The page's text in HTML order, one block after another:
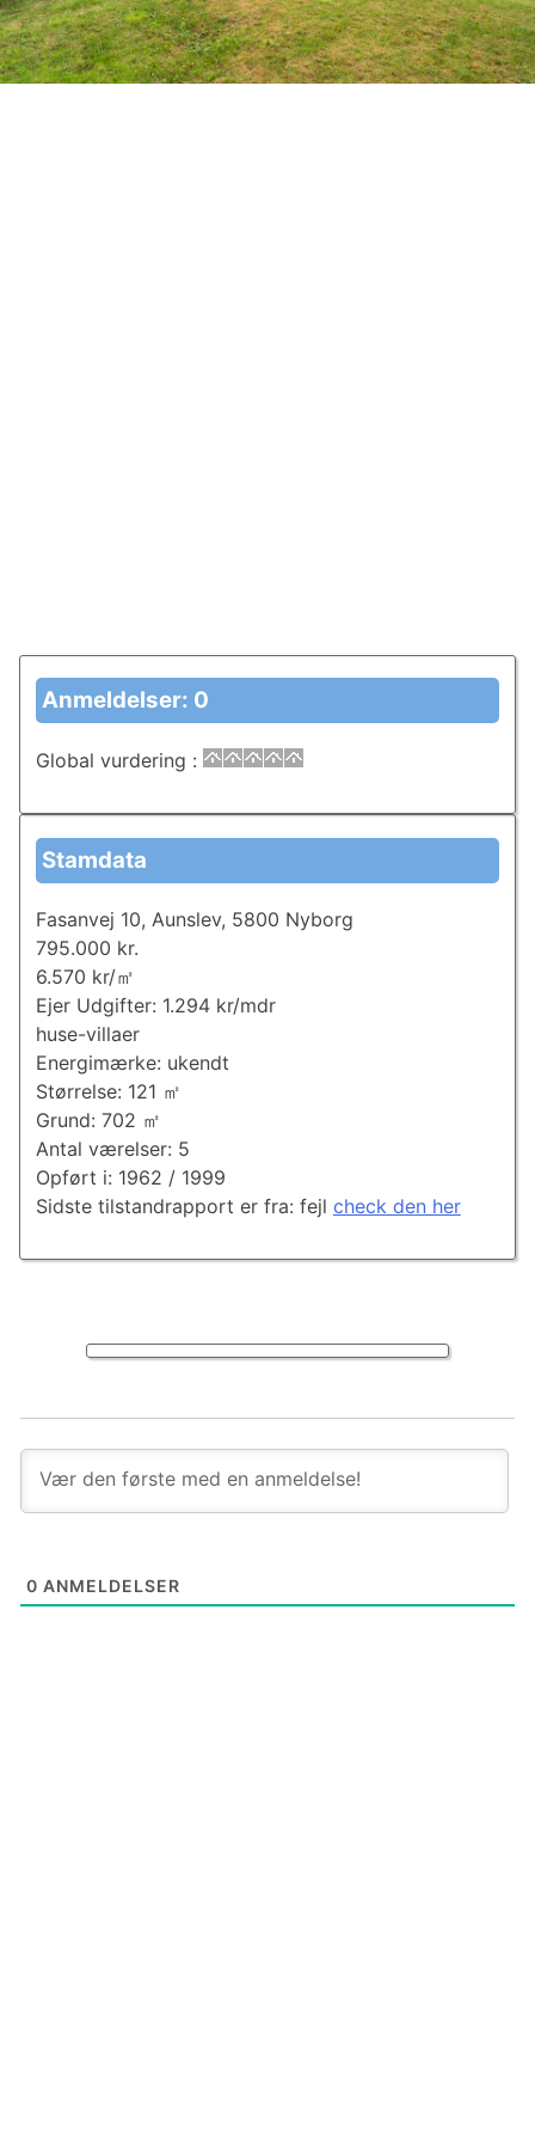
0 ANMELDELSER
Anmeldelser: 0
Global vurdering :
Stamdata
Fasanvej 10, Aunslev, 5800 Nyborg
795.000 kr.
6.570 kr/㎡
Ejer Udgifter: 1.294 kr/mdr
huse-villaer
Energimærke: ukendt
Størrelse: 121 ㎡
Grund: 702 ㎡
Antal værelser: 5
Opført i: 1962 / 1999
Sidste tilstandrapport er fra: fejl check den her